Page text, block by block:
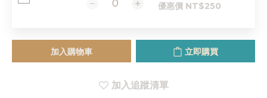
優惠價 NT$250
加入購物車 立即購買
加入追蹤清單